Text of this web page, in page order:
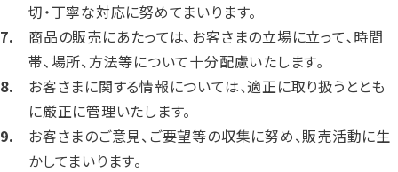
切・丁寧な対応に努めてまいります。
商品の販売にあたっては､お客さまの立場に立って､時間
帯､場所、方法等について十分配慮いたします｡
お客さまに関する情報については、適正に取り扱うととも
に厳正に管理いたします。
お客さまのご意見、ご要望等の収集に努め、販売活動に生
かしてまいります。